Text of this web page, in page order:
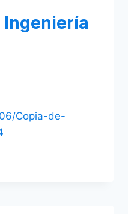
Ingeniería
Copia-de-